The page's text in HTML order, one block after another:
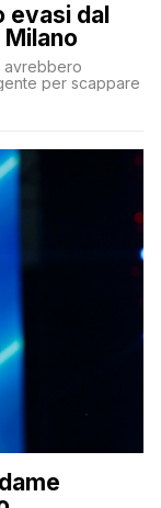
evasi dal
avrebbero
per scappare